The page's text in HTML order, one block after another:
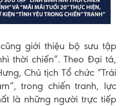
giới thiệu bộ sưu tập
thời chiến”. Theo Đại tá,
Chủ tịch Tổ chức “Trái
trong chiến tranh, lực
là những người trực tiếp